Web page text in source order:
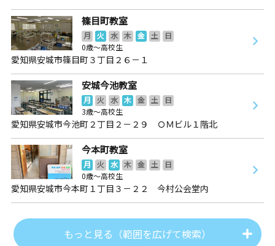
篠目町教室
月 火 水 木 金 土
日
0歳～高校生
愛知県安城市篠目町３丁目２６－１
安城今池教室
月 火 水 木 金 土
日
3歳～高校生
愛知県安城市今池町２丁目２－２９ ＯＭビル１階北
今本町教室
月 火 水 木 金 土
日
0歳～高校生
愛知県安城市今本町１丁目３－２２ 今村公会堂内
もっと見る（範囲を広げて検索）